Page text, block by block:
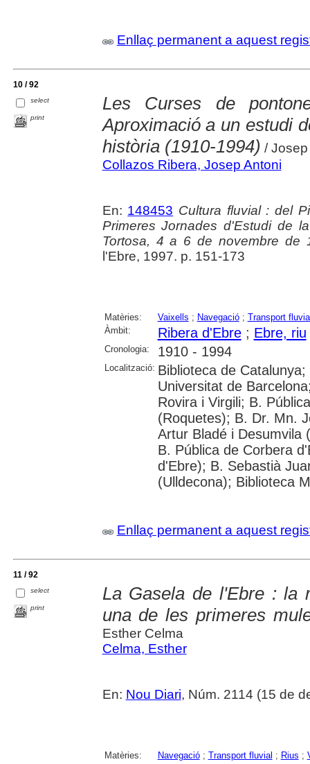
Enllaç permanent a aquest
10 / 92
select
print
Les Curses de
Aproximació a un estudi
història (1910-1994) /
Collazos Ribera, Josep Antoni
En: 148453 Cultura fluvial : del
Primeres Jornades d'Estudi de
Tortosa, 4 a 6 de novembre de
l'Ebre, 1997. p. 151-173
Matèries: Vaixells ; Navegació; Transport
Àmbit:
Ribera d'Ebre; Ebre, riu
Cronologia: 1910 - 1994
Localització: Biblioteca de
Universitat de
Rovira i Virgili; B.
(Roquetes); B. Dr. Mn.
Artur Bladé i Desumvila
B. Pública de Corbera
d'Ebre); B. Sebastià
(Ulldecona); Biblioteca
Enllaç permanent a aquest
11 / 92
select
print
La Gasela de l'Ebre : la
una de les primeres
Esther Celma
Celma, Esther
En: Nou Diari, Núm. 2114 (15 de
Matèries: Navegació; Transport fluvial ; Rius ;